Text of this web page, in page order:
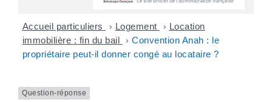
Accueil particuliers > Logement > Location
immobilière : fin du bail > Convention Anah : le
propriétaire peut-il donner congé au locataire ?
Question-réponse